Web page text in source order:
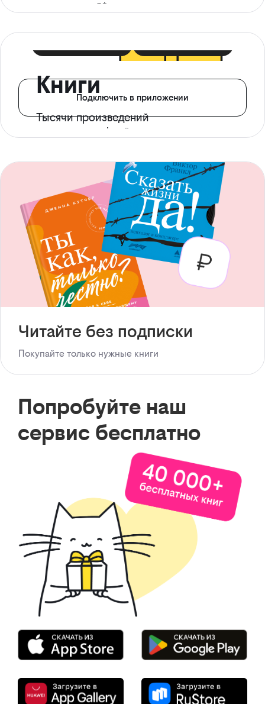
ограничений*
Книги
Тысячи произведений
с доступом офлайн
Подключить в приложении
Читайте без подписки
Покупайте только нужные книги
Попробуйте наш
сервис бесплатно